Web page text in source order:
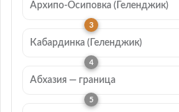
Архипо-Осиповка (Геленджик)
Кабардинка (Геленджик)
Абхазия — граница